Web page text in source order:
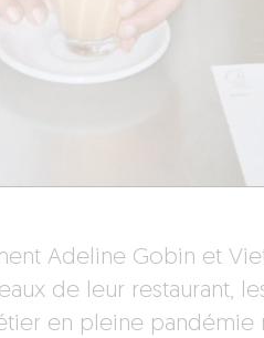
Adeline Gobin et
de leur restaurant,
en pleine pandémie